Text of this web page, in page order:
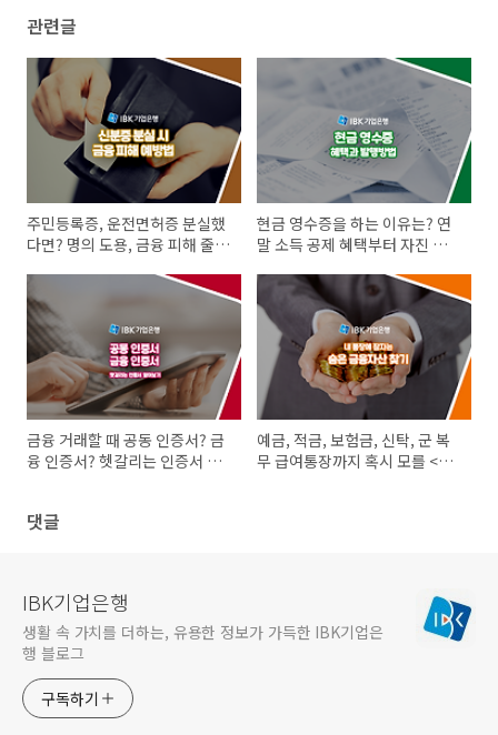
관련글
주민등록증, 운전면허증 분실했
다면? 명의 도용, 금융 피해 줄이
현금 영수증을 하는 이유는? 연
말 소득 공제 혜택부터 자진 발
금융 거래할 때 공동 인증서? 금
융 인증서? 헷갈리는 인증서 차
예금, 적금, 보험금, 신탁, 군 복
무 급여통장까지 혹시 모를 <숨
댓글
IBK기업은행
생활 속 가치를 더하는, 유용한 정보가 가득한 IBK기업은
행 블로그
구독하기